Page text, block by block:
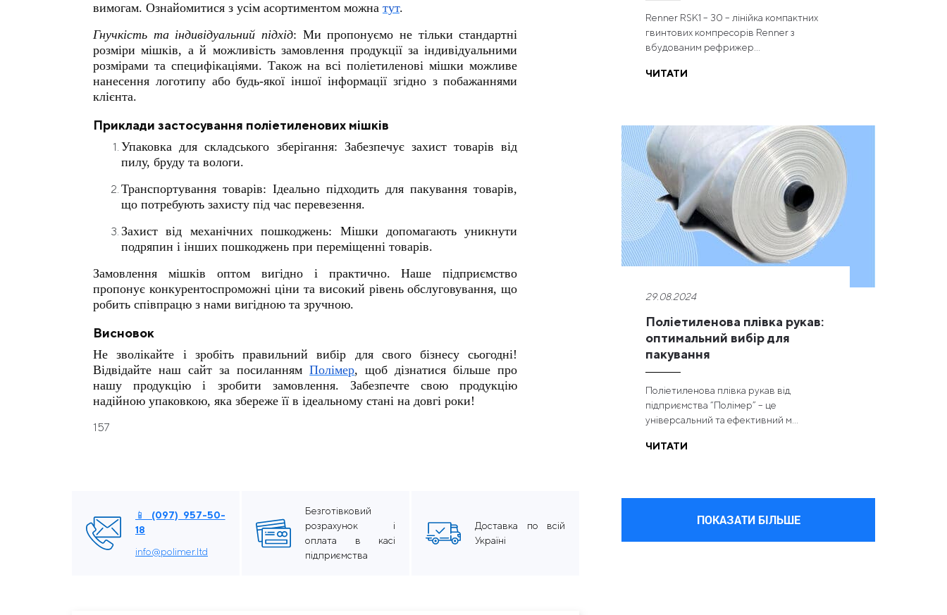
вимогам. Ознайомитися з усім асортиментом можна тут.
Гнучкість та індивідуальний підхід: Ми пропонуємо не тільки стандартні
розміри мішків, а й можливість замовлення продукції за індивідуальними
розмірами та специфікаціями. Також на всі поліетиленові мішки можливе
нанесення логотипу або будь-якої іншої інформації згідно з побажаннями
клієнта.
Приклади застосування поліетиленових мішків
Упаковка для складського зберігання: Забезпечує захист товарів від
пилу, бруду та вологи.
Транспортування товарів: Ідеально підходить для пакування товарів,
що потребують захисту під час перевезення.
Захист від механічних пошкоджень: Мішки допомагають уникнути
подряпин і інших пошкоджень при переміщенні товарів.
Замовлення мішків оптом вигідно і практично. Наше підприємство
пропонує конкурентоспроможні ціни та високий рівень обслуговування, що
робить співпрацю з нами вигідною та зручною.
Висновок
Не зволікайте і зробіть правильний вибір для свого бізнесу сьогодні!
Відвідайте наш сайт за посиланнямПолімер, щоб дізнатися більше про
нашу продукцію і зробити замовлення. Забезпечте свою продукцію
надійною упаковкою, яка збереже її в ідеальному стані на довгі роки!
157
📱 (097) 957-50-
18
info@polimer.ltd
Безготівковий
розрахунок і
оплата в касі
підприємства
Доставка по всій
Україні
Renner RSK1 – 30 – лінійка компактних
гвинтових компресорів Renner з
вбудованим рефрижер...
ЧИТАТИ
29.08.2024
Поліетиленова плівка рукав:
оптимальний вибір для
пакування
Поліетиленова плівка рукав від
підприємства “Полімер” – це
універсальний та ефективний м...
ЧИТАТИ
ПОКАЗАТИ БІЛЬШЕ